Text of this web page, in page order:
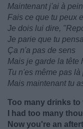
Maintenant j'ai à
Fais ce que tu peux
Je dois lui dire,
Je parie que tu
Ça n'a pas de sens
Mais je garde la tête
Tu n'es même pas là
Mais maintenant tu
Too many drinks
I had too many
Now you're an